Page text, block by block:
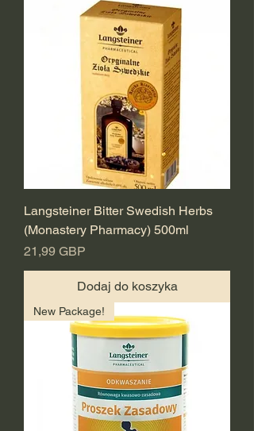
Langsteiner Bitter Swedish Herbs
(Monastery Pharmacy) 500ml
Cena
21,99 GBP
Dodaj do koszyka
New Package!